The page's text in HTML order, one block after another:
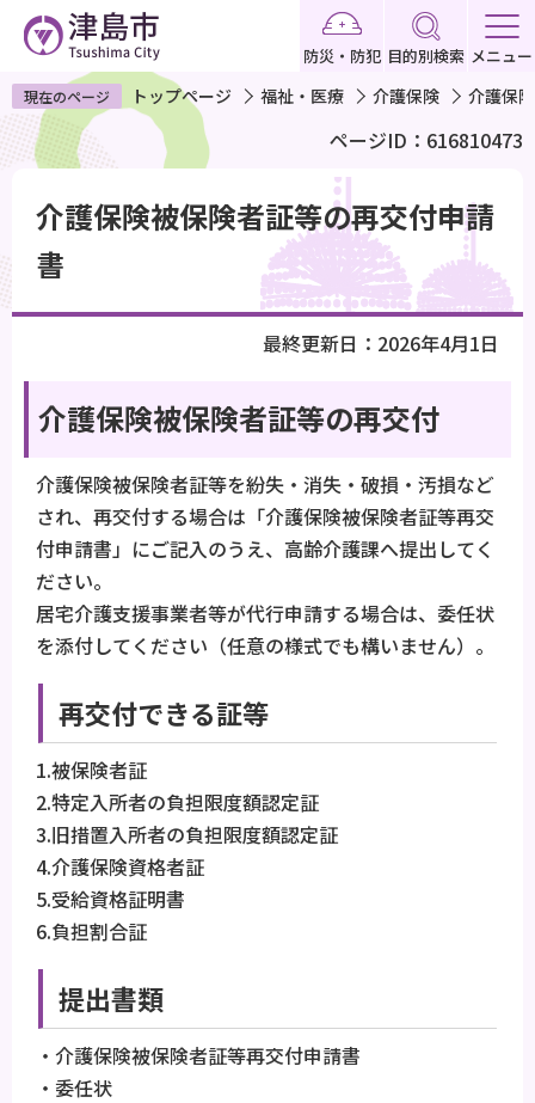
ペ
ー
ジ
で
す
防災・防犯 目的別検索 メニュー
現在のページ トップページ 福祉・医療 介護保険 介護保
ページID：616810473
か
介護保険被保険者証等の再交付申請
書
最終更新日：2026年4月1日
介護保険被保険者証等の再交付
介護保険被保険者証等を紛失・消失・破損・汚損など
され、再交付する場合は「介護保険被保険者証等再交
付申請書」にご記入のうえ、高齢介護課へ提出してく
ださい。
居宅介護支援事業者等が代行申請する場合は、委任状
を添付してください（任意の様式でも構いません）。
再交付できる証等
1.被保険者証
2.特定入所者の負担限度額認定証
3.旧措置入所者の負担限度額認定証
4.介護保険資格者証
5.受給資格証明書
6.負担割合証
提出書類
・介護保険被保険者証等再交付申請書
・委任状